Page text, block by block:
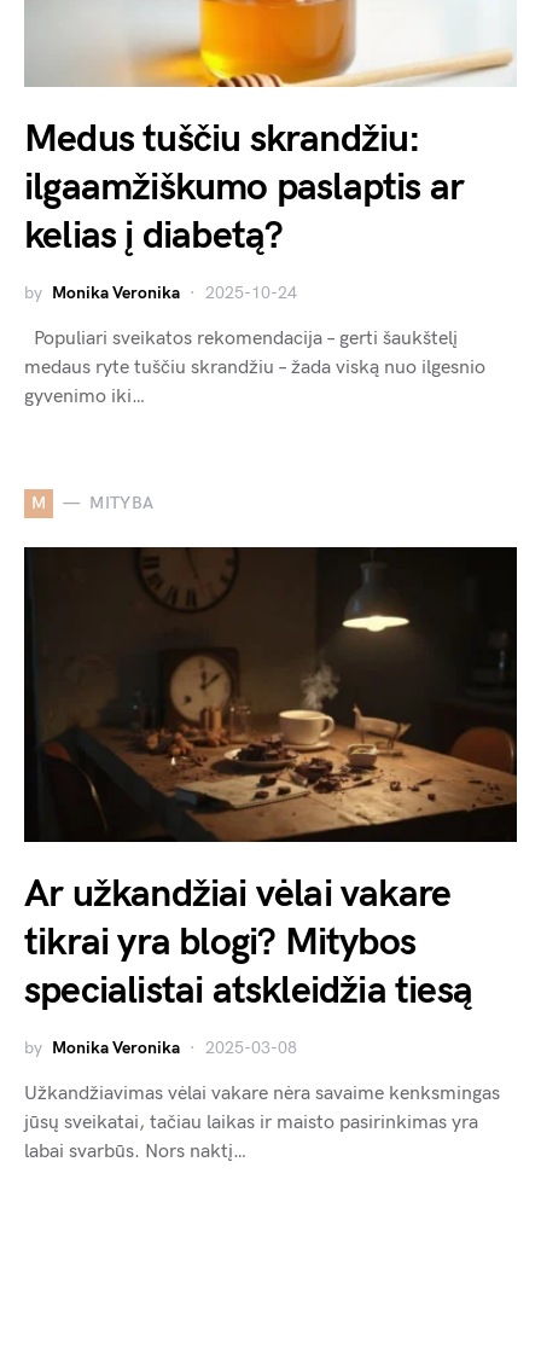
Medus tuščiu skrandžiu:
ilgaamžiškumo paslaptis ar
kelias į diabetą?
by Monika Veronika 2025-10-24
Populiari sveikatos rekomendacija – gerti šaukštelį
medaus ryte tuščiu skrandžiu – žada viską nuo ilgesnio
gyvenimo iki…
M MITYBA
Ar užkandžiai vėlai vakare
tikrai yra blogi? Mitybos
specialistai atskleidžia tiesą
by Monika Veronika 2025-03-08
Užkandžiavimas vėlai vakare nėra savaime kenksmingas
jūsų sveikatai, tačiau laikas ir maisto pasirinkimas yra
labai svarbūs. Nors naktį…